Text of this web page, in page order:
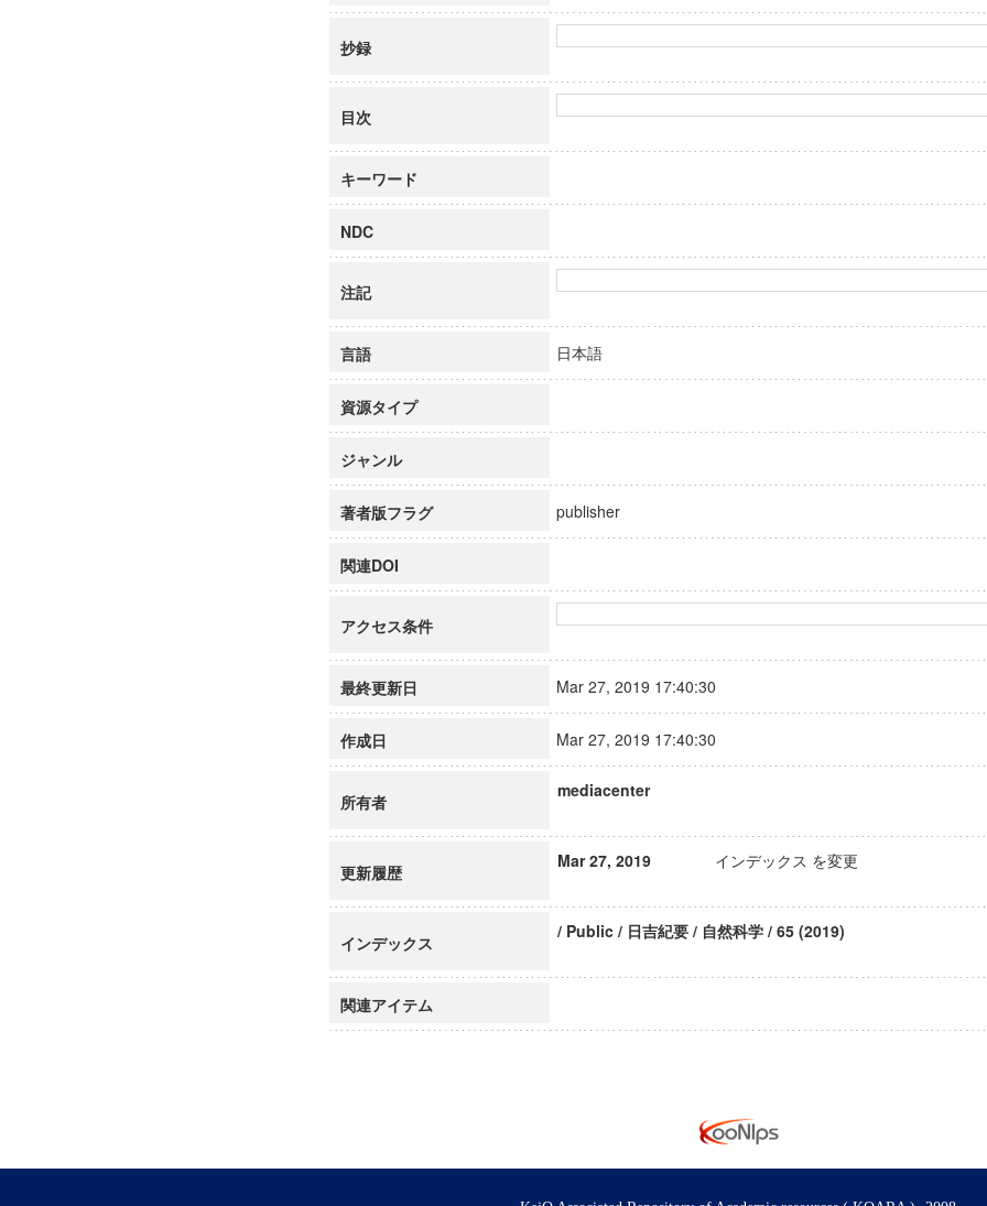
抄録
目次
キーワード
NDC
注記
言語 日本語
資源タイプ
ジャンル
著者版フラグ publisher
関連DOI
アクセス条件
最終更新日 Mar 27, 2019 17:40:30
作成日 Mar 27, 2019 17:40:30
所有者
mediacenter
更新履歴
Mar 27, 2019 インデックス を変更
インデックス
/ Public / 日吉紀要 / 自然科学 / 65 (2019)
関連アイテム